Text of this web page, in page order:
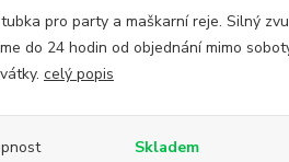
pro party a maškarní reje. Silný
do 24 hodin od objednání mimo
celý popis
Skladem